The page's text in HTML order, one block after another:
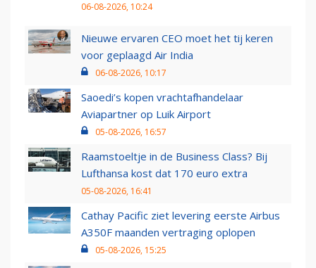
06-08-2026, 10:24
Nieuwe ervaren CEO moet het tij keren
voor geplaagd Air India
06-08-2026, 10:17
Saoedi’s kopen vrachtafhandelaar
Aviapartner op Luik Airport
05-08-2026, 16:57
Raamstoeltje in de Business Class? Bij
Lufthansa kost dat 170 euro extra
05-08-2026, 16:41
Cathay Pacific ziet levering eerste Airbus
A350F maanden vertraging oplopen
05-08-2026, 15:25